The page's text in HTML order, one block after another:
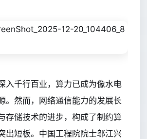
入千行百业，算力已成为像水电
。然而，网络通信能力的发展长
存储技术的进步，构成了制约算
出短板。中国工程院院士邬江兴